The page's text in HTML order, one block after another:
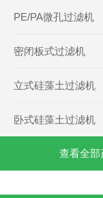
PE/PA微孔过滤机
密闭板式过滤机
立式硅藻土过滤机
卧式硅藻土过滤机
查看全部